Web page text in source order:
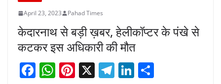
April 23, 2023 Pahad Times
केदारनाथ से बड़ी ख़बर, हेलीकॉप्टर के पंखे से
कटकर इस अधिकारी की मौत
F W Pi X T Li